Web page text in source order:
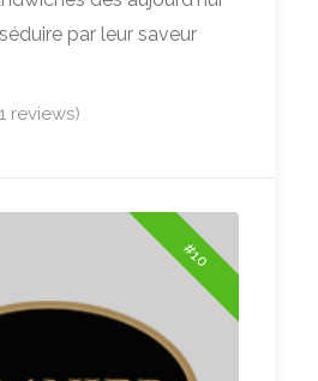
par leur saveur
reviews)
#10